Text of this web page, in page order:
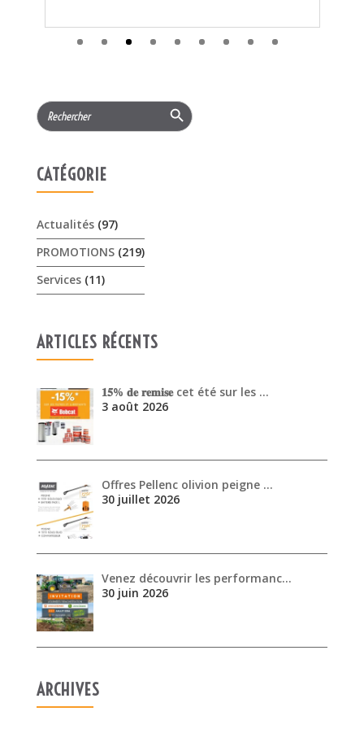
CATÉGORIE
PROMOTIONS
𝟏𝟓% 𝐝𝐞 𝐫𝐞𝐦𝐢𝐬𝐞 cet été sur les …
3 août 2026
Offres Pellenc olivion peigne …
30 juin 2026
ARCHIVES
août 2026
juillet 2026
mai 2026